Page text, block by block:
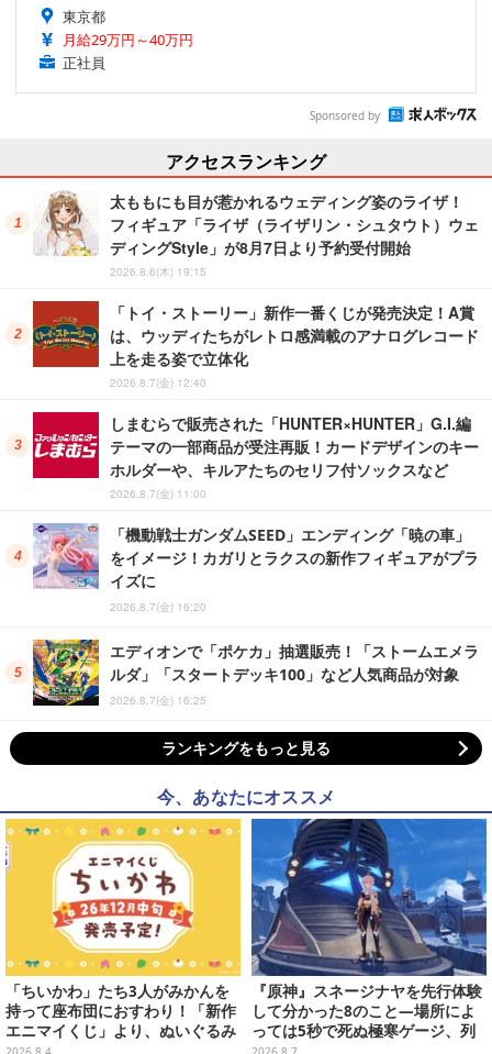
東京都
月給29万円～40万円
正社員
Sponsored by
アクセスランキング
太ももにも目が惹かれるウェディング姿のライザ！
フィギュア「ライザ（ライザリン・シュタウト）ウェ
ディングStyle」が8月7日より予約受付開始
2026.8.6(木) 19:15
「トイ・ストーリー」新作一番くじが発売決定！A賞
は、ウッディたちがレトロ感満載のアナログレコード
上を走る姿で立体化
2026.8.7(金) 12:40
しまむらで販売された「HUNTER×HUNTER」G.I.編
テーマの一部商品が受注再販！カードデザインのキー
ホルダーや、キルアたちのセリフ付ソックスなど
2026.8.7(金) 11:00
「機動戦士ガンダムSEED」エンディング「暁の車」
をイメージ！カガリとラクスの新作フィギュアがプラ
イズに
2026.8.7(金) 16:20
エディオンで「ポケカ」抽選販売！「ストームエメラ
ルダ」「スタートデッキ100」など人気商品が対象
2026.8.7(金) 16:25
ランキングをもっと見る
今、あなたにオススメ
「ちいかわ」たち3人がみかんを
持って座布団におすわり！「新作
エニマイくじ」より、ぬいぐるみ
『原神』スネージナヤを先行体験
して分かった8のこと―場所によ
っては5秒で死ぬ極寒ゲージ、列